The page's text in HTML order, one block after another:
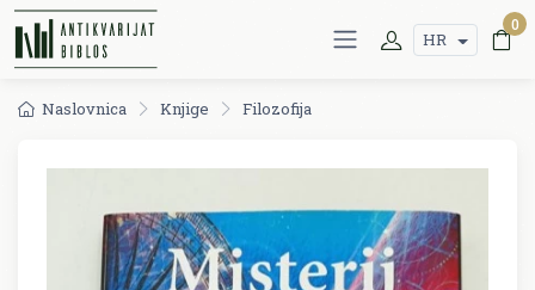
HR
0
Naslovnica Knjige Filozofija